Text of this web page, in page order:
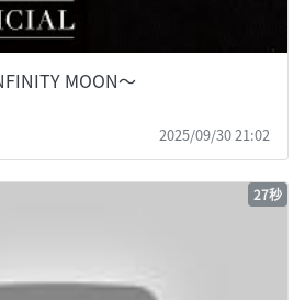
MOON〜
2025/09/30 21:02
27秒